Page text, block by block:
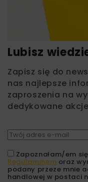
Lubisz
Zapisz się do
nas najlepsze
zaproszenia na
dedykowane
Zapoznałam/em
Regulaminem oraz
podany przeze mnie
handlowej w postaci